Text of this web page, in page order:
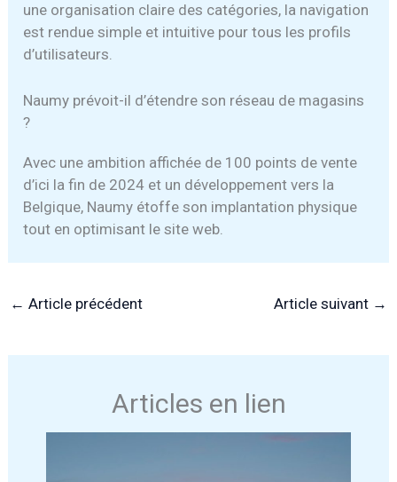
une organisation claire des catégories, la navigation
est rendue simple et intuitive pour tous les profils
d’utilisateurs.
Naumy prévoit-il d’étendre son réseau de magasins
?
Avec une ambition affichée de 100 points de vente
d’ici la fin de 2024 et un développement vers la
Belgique, Naumy étoffe son implantation physique
tout en optimisant le site web.
← Article précédent Article suivant →
Articles en lien